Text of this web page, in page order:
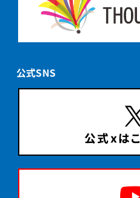
公式SNS